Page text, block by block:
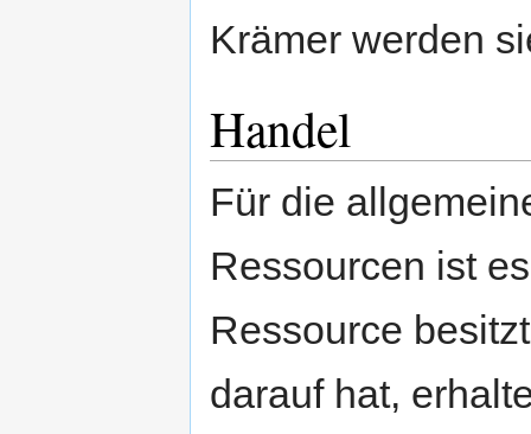
Krämer werden
Handel
Für die
Ressourcen ist
Ressource
darauf hat,